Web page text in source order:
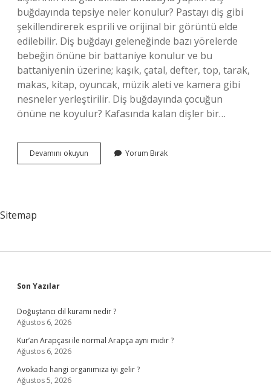
buğdayında tepsiye neler konulur? Pastayı diş gibi
şekillendirerek esprili ve orijinal bir görüntü elde
edilebilir. Diş buğdayı geleneğinde bazı yörelerde
bebeğin önüne bir battaniye konulur ve bu
battaniyenin üzerine; kaşık, çatal, defter, top, tarak,
makas, kitap, oyuncak, müzik aleti ve kamera gibi
nesneler yerleştirilir. Diş buğdayında çocuğun
önüne ne koyulur? Kafasında kalan dişler bir…
Devamını okuyun
Buğdayı
Yorum Bırak
Sitemap
Sidebar
Son Yazılar
Doğuştancı dil kuramı nedir ?
Ağustos 6, 2026
Kur’an Arapçası ile normal Arapça aynı mıdır ?
Ağustos 6, 2026
Avokado hangi organımıza iyi gelir ?
Ağustos 5, 2026